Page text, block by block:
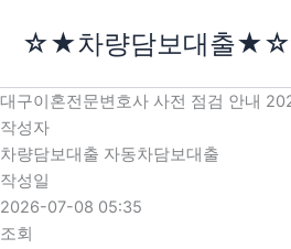
로
건
너
뛰
기
☆★차량담보대출★☆
대구이혼전문변호사 사전 점검 안내
작성자
차량담보대출 자동차담보대출
작성일
2026-07-08 05:35
조회